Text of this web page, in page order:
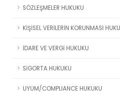
SÖZLEŞMELER HUKUKU
KİŞİSEL VERİLERİN KORUNMASI
İDARE VE VERGİ HUKUKU
SİGORTA HUKUKU
UYUM/COMPLIANCE HUKUKU